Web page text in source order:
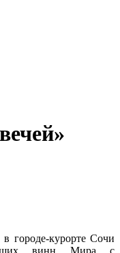
городе-курорте Сочи
винн Мира с